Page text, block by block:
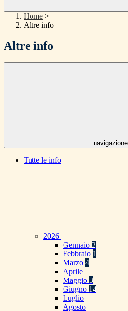
Home >
Altre info
Altre info
navigazione
Tutte le info
2026
Gennaio 2
Febbraio 1
Marzo 4
Aprile
Maggio 3
Giugno 14
Luglio
Agosto